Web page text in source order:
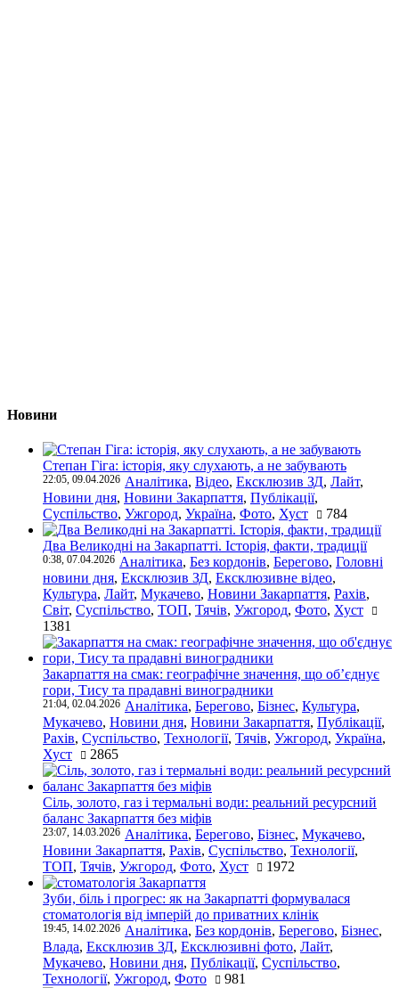
Новини
Степан Гіга: історія, яку слухають, а не забувають
22:05, 09.04.2026 Аналітика, Відео, Ексклюзив ЗД, Лайт,
Новини дня, Новини Закарпаття, Публікації,
Суспільство, Ужгород, Україна, Фото, Хуст 784
Два Великодні на Закарпатті. Історія, факти, традиції
0:38, 07.04.2026 Аналітика, Без кордонів, Берегово, Головні
новини дня, Ексклюзив ЗД, Ексклюзивне відео,
Культура, Лайт, Мукачево, Новини Закарпаття, Рахів,
Світ, Суспільство, ТОП, Тячів, Ужгород, Фото, Хуст
1381
Закарпаття на смак: географічне значення, що об’єднує
гори, Тису та прадавні виноградники
21:04, 02.04.2026 Аналітика, Берегово, Бізнес, Культура,
Мукачево, Новини дня, Новини Закарпаття, Публікації,
Рахів, Суспільство, Технології, Тячів, Ужгород, Україна,
Хуст
2865
Сіль, золото, газ і термальні води: реальний ресурсний
баланс Закарпаття без міфів
23:07, 14.03.2026 Аналітика, Берегово, Бізнес, Мукачево,
Новини Закарпаття, Рахів, Суспільство, Технології,
ТОП, Тячів, Ужгород, Фото, Хуст 1972
Зуби, біль і прогрес: як на Закарпатті формувалася
стоматологія від імперій до приватних клінік
19:45, 14.02.2026 Аналітика, Без кордонів, Берегово, Бізнес,
Влада, Ексклюзив ЗД, Ексклюзивні фото, Лайт,
Мукачево, Новини дня, Публікації, Суспільство,
Технології, Ужгород, Фото 981